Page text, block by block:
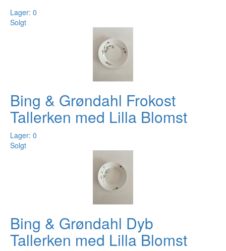
Lager: 0
Solgt
Bing & Grøndahl Frokost
Tallerken med Lilla Blomst
Lager: 0
Solgt
Bing & Grøndahl Dyb
Tallerken med Lilla Blomst